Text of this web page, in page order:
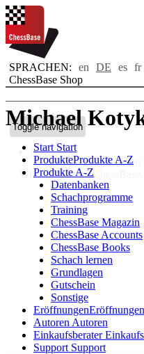
SPRACHEN: en DE es fr
ChessBase Shop
Toggle navigation
Start Start
ProdukteProdukte A-Z
Produkte A-Z
Datenbanken
Schachprogramme
Training
ChessBase Magazin
ChessBase Accounts
ChessBase Books
Schach lernen
Grundlagen
Gutschein
Sonstige
Eröffnungen
Autoren Autoren
Einkaufsberater
Support Support
Michael
Bio
Michael Kotyk ist ein
Wissen auch für ChessBase.